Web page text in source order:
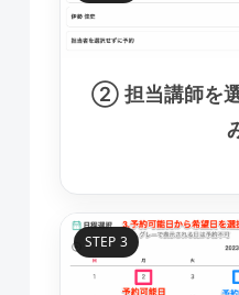
② 担当講師を
STEP 3